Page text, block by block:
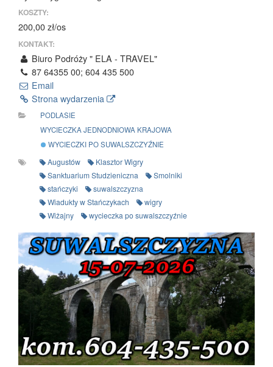
KOSZTY:
200,00 zł/os
KONTAKT:
Biuro Podróży " ELA - TRAVEL"
87 64355 00; 604 435 500
Email
Strona wydarzenia
PODLASIE
WYCIECZKA JEDNODNIOWA KRAJOWA
WYCIECZKI PO SUWALSZCZYŹNIE
Augustów
Klasztor Wigry
Sanktuarium Studzieniczna
Smolniki
stańczyki
suwalszczyzna
Wiadukty w Stańczykach
wigry
Wiżajny
wycieczka po suwalszczyźnie